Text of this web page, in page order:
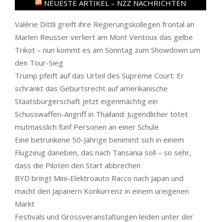
NEUESTE ARTIKEL – NZZ NACHRICHTEN
Valérie Dittli greift ihre Regierungskollegen frontal an
Marlen Reusser verliert am Mont Ventoux das gelbe
Trikot – nun kommt es am Sonntag zum Showdown um
den Tour-Sieg
Trump pfeift auf das Urteil des Supreme Court: Er
schränkt das Geburtsrecht auf amerikanische
Staatsbürgerschaft jetzt eigenmächtig ein
Schusswaffen-Angriff in Thailand: Jugendlicher tötet
mutmasslich fünf Personen an einer Schule
Eine betrunkene 50-Jährige benimmt sich in einem
Flugzeug daneben, das nach Tansania soll – so sehr,
dass die Piloten den Start abbrechen
BYD bringt Mini-Elektroauto Racco nach Japan und
macht den Japanern Konkurrenz in einem ureigenen
Markt
Festivals und Grossveranstaltungen leiden unter der